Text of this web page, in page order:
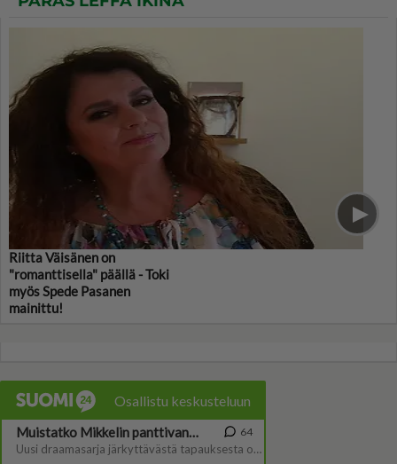
Riitta Väisänen on
"romanttisella" päällä - Toki
myös Spede Pasanen
mainittu!